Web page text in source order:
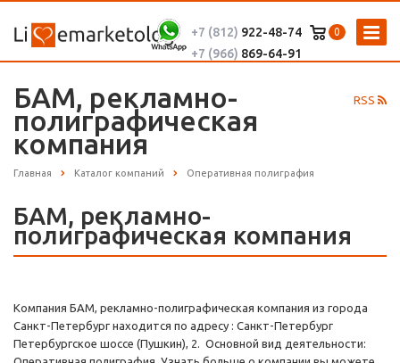
0
+7 (812) 922-48-74
+7 (966) 869-64-91
RSS
БАМ, рекламно-
полиграфическая
компания
Главная Каталог компаний Оперативная полиграфия
БАМ, рекламно-
полиграфическая компания
Компания БАМ, рекламно-полиграфическая компания из города
Санкт-Петербург находится по адресу : Санкт-Петербург
Петербургское шоссе (Пушкин), 2. Основной вид деятельности: